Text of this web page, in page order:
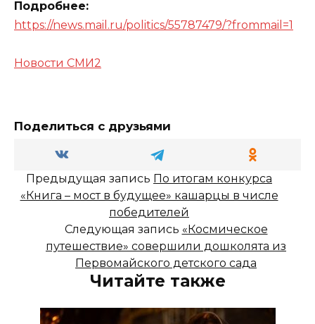
Подробнее:
https://news.mail.ru/politics/55787479/?frommail=1
Новости СМИ2
Поделиться с друзьями
Предыдущая запись По итогам конкурса
«Книга – мост в будущее» кашарцы в числе
победителей
Следующая запись «Космическое
путешествие» совершили дошколята из
Первомайского детского сада
Читайте также